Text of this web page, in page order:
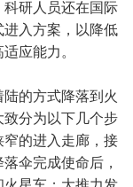
研人员还在国际
入方案，以降低
应能力。
的方式降落到火
分为以下几个步
的进入走廊，接
伞完成使命后，